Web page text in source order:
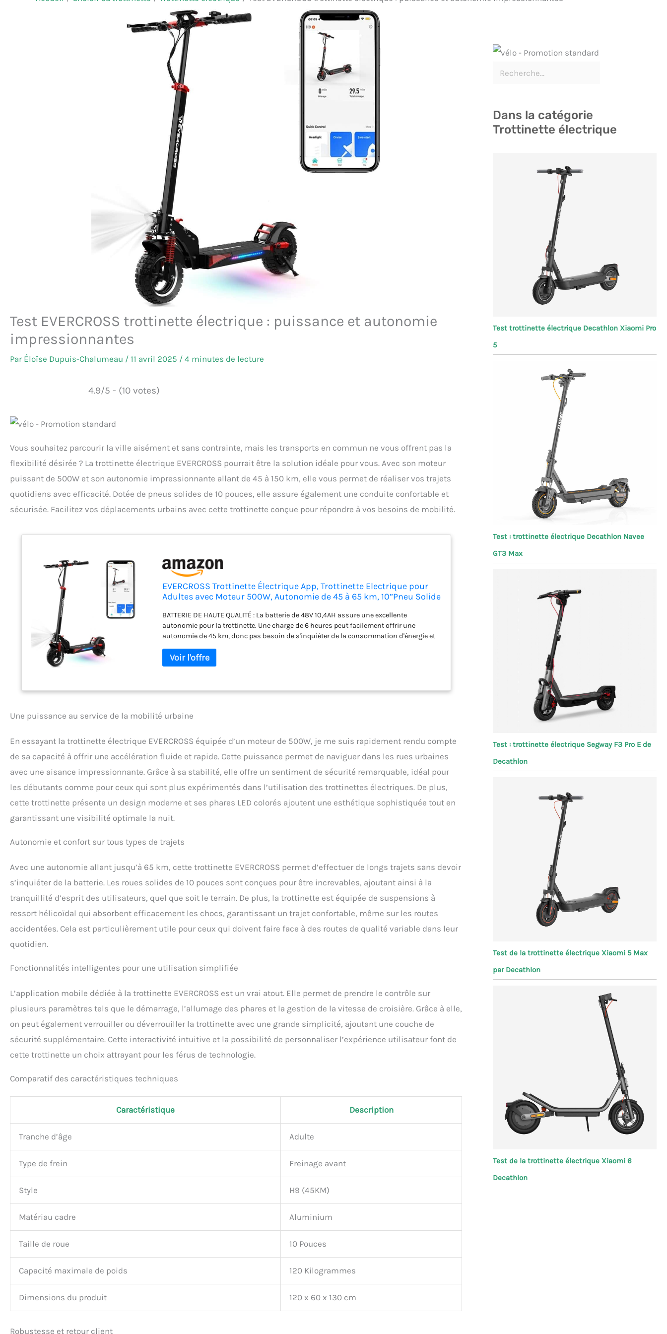
Test EVERCROSS trottinette électrique : puissance et autonomie
impressionnantes
Par Éloïse Dupuis-Chalumeau / 11 avril 2025 / 4 minutes de lecture
4.9/5 - (10 votes)
Vous souhaitez parcourir la ville aisément et sans contrainte, mais les transports en commun ne vous offrent pas la
flexibilité désirée ? La trottinette électrique EVERCROSS pourrait être la solution idéale pour vous. Avec son moteur
puissant de 500W et son autonomie impressionnante allant de 45 à 150 km, elle vous permet de réaliser vos trajets
quotidiens avec efficacité. Dotée de pneus solides de 10 pouces, elle assure également une conduite confortable et
sécurisée. Facilitez vos déplacements urbains avec cette trottinette conçue pour répondre à vos besoins de mobilité.
EVERCROSS Trottinette Électrique App, Trottinette Electrique pour
Adultes avec Moteur 500W, Autonomie de 45 à 65 km, 10”Pneu Solide
BATTERIE DE HAUTE QUALITÉ : La batterie de 48V 10,4AH assure une excellente
autonomie pour la trottinette. Une charge de 6 heures peut facilement offrir une
autonomie de 45 km, donc pas besoin de s'inquiéter de la consommation d'énergie et
de l'application est supportée par l'application "EVERCROSS PRO". Après avoir téléchargé
et connecté l'application, vous pouvez expérimenter les fonctionnalités suivantes :
électrique se plie d'un seul geste et se transporte d'une seule main, devenant ainsi le
électrique H9 pour adultes est équipée de pédales antidérapantes plus larges pour un
toute sécurité la nuit. Un écran clair pour une conduite détendue. La trottinette
électrique pour adultes EVERCROSS est le meilleur choix pour tout le monde. SÉCURITÉ
ET CONFORT : Les suspensions avant et arrière à double ressort et le système de
freinage performant assurent le confort maximal de conduite, tandis que le châssis
solide en alliage de la trottinette électrique garantit la sécurité du voyage. Cette
trottinette électrique est équipée de freins sur les deux roues, d'un buzzer,
d'indicateurs de direction et de lumières avant blanches/jaunes et arrière rouges.
Une puissance au service de la mobilité urbaine
En essayant la trottinette électrique EVERCROSS équipée d’un moteur de 500W, je me suis rapidement rendu compte
de sa capacité à offrir une accélération fluide et rapide. Cette puissance permet de naviguer dans les rues urbaines
avec une aisance impressionnante. Grâce à sa stabilité, elle offre un sentiment de sécurité remarquable, idéal pour
les débutants comme pour ceux qui sont plus expérimentés dans l’utilisation des trottinettes électriques. De plus,
cette trottinette présente un design moderne et ses phares LED colorés ajoutent une esthétique sophistiquée tout en
garantissant une visibilité optimale la nuit.
Autonomie et confort sur tous types de trajets
Avec une autonomie allant jusqu’à 65 km, cette trottinette EVERCROSS permet d’effectuer de longs trajets sans devoir
s’inquiéter de la batterie. Les roues solides de 10 pouces sont conçues pour être increvables, ajoutant ainsi à la
tranquillité d’esprit des utilisateurs, quel que soit le terrain. De plus, la trottinette est équipée de suspensions à
ressort hélicoïdal qui absorbent efficacement les chocs, garantissant un trajet confortable, même sur les routes
accidentées. Cela est particulièrement utile pour ceux qui doivent faire face à des routes de qualité variable dans leur
quotidien.
Fonctionnalités intelligentes pour une utilisation simplifiée
L’application mobile dédiée à la trottinette EVERCROSS est un vrai atout. Elle permet de prendre le contrôle sur
plusieurs paramètres tels que le démarrage, l’allumage des phares et la gestion de la vitesse de croisière. Grâce à elle,
on peut également verrouiller ou déverrouiller la trottinette avec une grande simplicité, ajoutant une couche de
sécurité supplémentaire. Cette interactivité intuitive et la possibilité de personnaliser l’expérience utilisateur font de
cette trottinette un choix attrayant pour les férus de technologie.
Comparatif des caractéristiques techniques
Caractéristique Description
Tranche d’âge Adulte
Type de frein Freinage avant
Style H9 (45KM)
Matériau cadre Aluminium
Taille de roue 10 Pouces
Capacité maximale de poids 120 Kilogrammes
Dimensions du produit 120 x 60 x 130 cm
Robustesse et retour client
Dans la catégorie
Trottinette électrique
Test trottinette électrique Decathlon Xiaomi Pro
5
Test : trottinette électrique Decathlon Navee
GT3 Max
Test : trottinette électrique Segway F3 Pro E de
Decathlon
Test de la trottinette électrique Xiaomi 5 Max
par Decathlon
Test de la trottinette électrique Xiaomi 6
Decathlon